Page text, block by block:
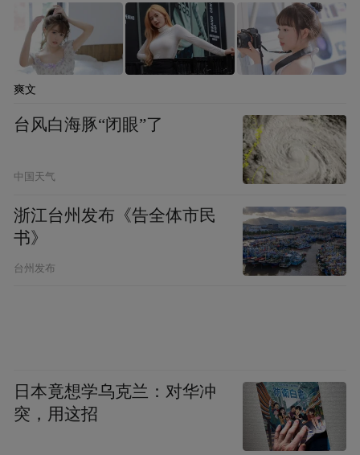
中国画的“黑”、“白”二字，不是指两种颜色
而说的。“黑”、“白”在中国画论中，不是指
具体的什么事物，它是“形而上”的，不要把
它看作是“形而下”的，要从哲学的高度去理
解它。
画面的处理（或称之为收拾、润色等），不
要处处“到家”。因为处处“到家”，会给你带
来不到家。
做人处世不可“打马虎眼”，但画写意画却可
打马虎眼。例如远处某些看不清的景物，你
爽文
台风白海豚“闭眼”了
中国天气
浙江台州发布《告全体市民
书》
台州发布
日本竟想学乌克兰：对华冲
突，用这招